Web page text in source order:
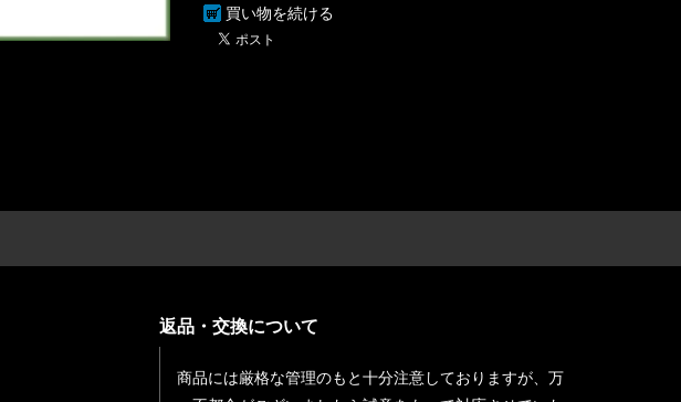
買い物を続ける
返品・交換について
商品には厳格な管理のもと十分注意しておりますが、万